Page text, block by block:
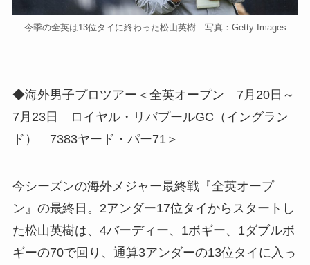
今季の全英は13位タイに終わった松山英樹 写真：Getty Images
◆海外男子プロツアー＜全英オープン 7月20日～
7月23日 ロイヤル・リバプールGC（イングラン
ド） 7383ヤード・パー71＞
今シーズンの海外メジャー最終戦『全英オープ
ン』の最終日。2アンダー17位タイからスタートし
た松山英樹は、4バーディー、1ボギー、1ダブルボ
ギーの70で回り、通算3アンダーの13位タイに入っ